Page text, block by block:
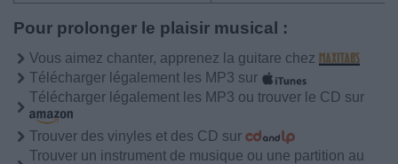
Pour prolonger le plaisir musical :
Vous aimez chanter, apprenez la guitare chez
Télécharger légalement les MP3 sur
Télécharger légalement les MP3 ou trouver le CD sur
Trouver des vinyles et des CD sur
Trouver un instrument de musique ou une partition au